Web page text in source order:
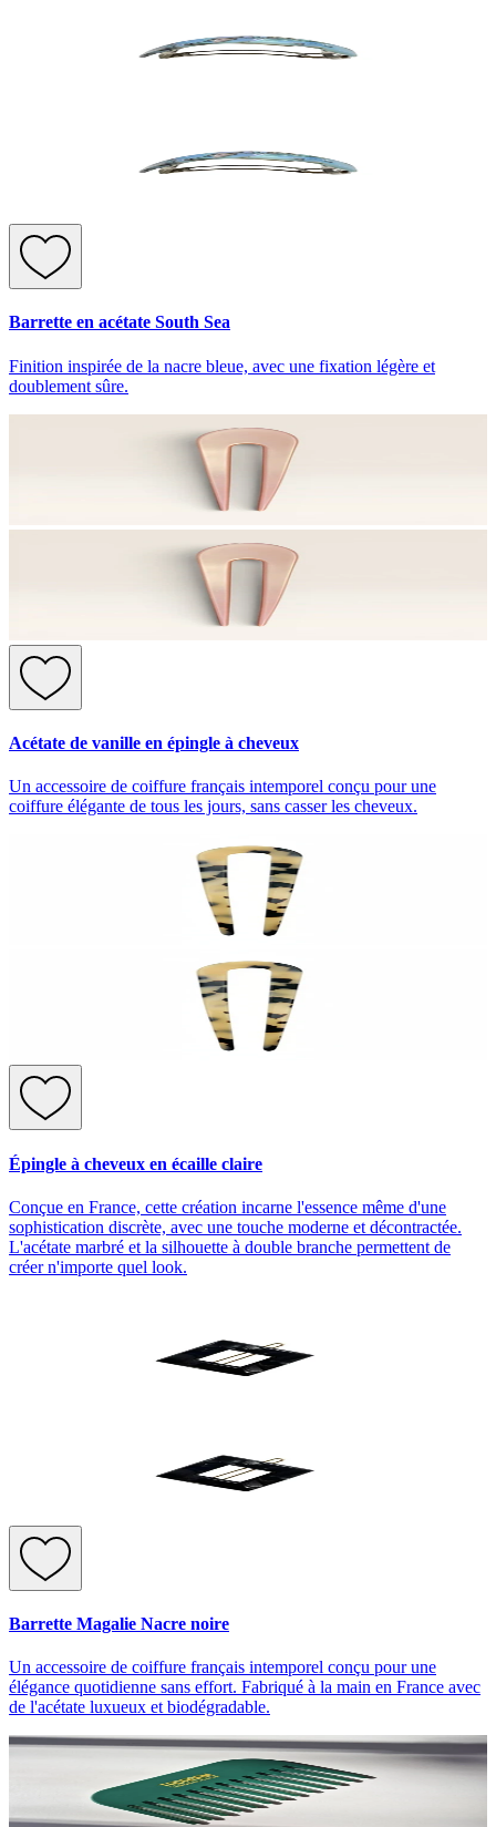
Barrette en acétate South Sea
Finition inspirée de la nacre bleue, avec une fixation légère et
doublement sûre.
Acétate de vanille en épingle à cheveux
Un accessoire de coiffure français intemporel conçu pour une
coiffure élégante de tous les jours, sans casser les cheveux.
Épingle à cheveux en écaille claire
Conçue en France, cette création incarne l'essence même d'une
sophistication discrète, avec une touche moderne et décontractée.
L'acétate marbré et la silhouette à double branche permettent de
créer n'importe quel look.
Barrette Magalie Nacre noire
Un accessoire de coiffure français intemporel conçu pour une
élégance quotidienne sans effort. Fabriqué à la main en France avec
de l'acétate luxueux et biodégradable.